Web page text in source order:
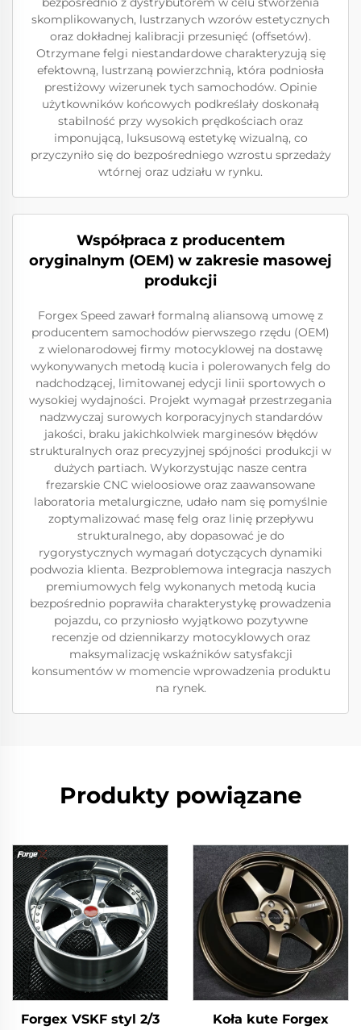
skomplikowanych, lustrzanych wzorów estetycznych
oraz dokładnej kalibracji przesunięć (offsetów).
Otrzymane felgi niestandardowe charakteryzują się
efektowną, lustrzaną powierzchnią, która podniosła
prestiżowy wizerunek tych samochodów. Opinie
użytkowników końcowych podkreślały doskonałą
stabilność przy wysokich prędkościach oraz
imponującą, luksusową estetykę wizualną, co
przyczyniło się do bezpośredniego wzrostu sprzedaży
wtórnej oraz udziału w rynku.
Współpraca z producentem
oryginalnym (OEM) w zakresie masowej
produkcji
Forgex Speed zawarł formalną aliansową umowę z
producentem samochodów pierwszego rzędu (OEM)
z wielonarodowej firmy motocyklowej na dostawę
wykonywanych metodą kucia i polerowanych felg do
nadchodzącej, limitowanej edycji linii sportowych o
wysokiej wydajności. Projekt wymagał przestrzegania
nadzwyczaj surowych korporacyjnych standardów
jakości, braku jakichkolwiek marginesów błędów
strukturalnych oraz precyzyjnej spójności produkcji w
dużych partiach. Wykorzystując nasze centra
frezarskie CNC wieloosiowe oraz zaawansowane
laboratoria metalurgiczne, udało nam się pomyślnie
zoptymalizować masę felg oraz linię przepływu
strukturalnego, aby dopasować je do
rygorystycznych wymagań dotyczących dynamiki
podwozia klienta. Bezproblemowa integracja naszych
premiumowych felg wykonanych metodą kucia
bezpośrednio poprawiła charakterystykę prowadzenia
pojazdu, co przyniosło wyjątkowo pozytywne
recenzje od dziennikarzy motocyklowych oraz
maksymalizację wskaźników satysfakcji
konsumentów w momencie wprowadzenia produktu
na rynek.
Produkty powiązane
Forgex VSKF styl 2/3
Koła kute Forgex